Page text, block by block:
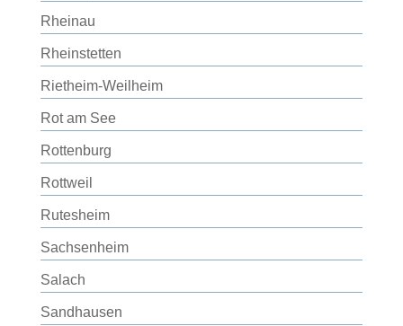
Rheinau
Rheinstetten
Rietheim-Weilheim
Rot am See
Rottenburg
Rottweil
Rutesheim
Sachsenheim
Salach
Sandhausen